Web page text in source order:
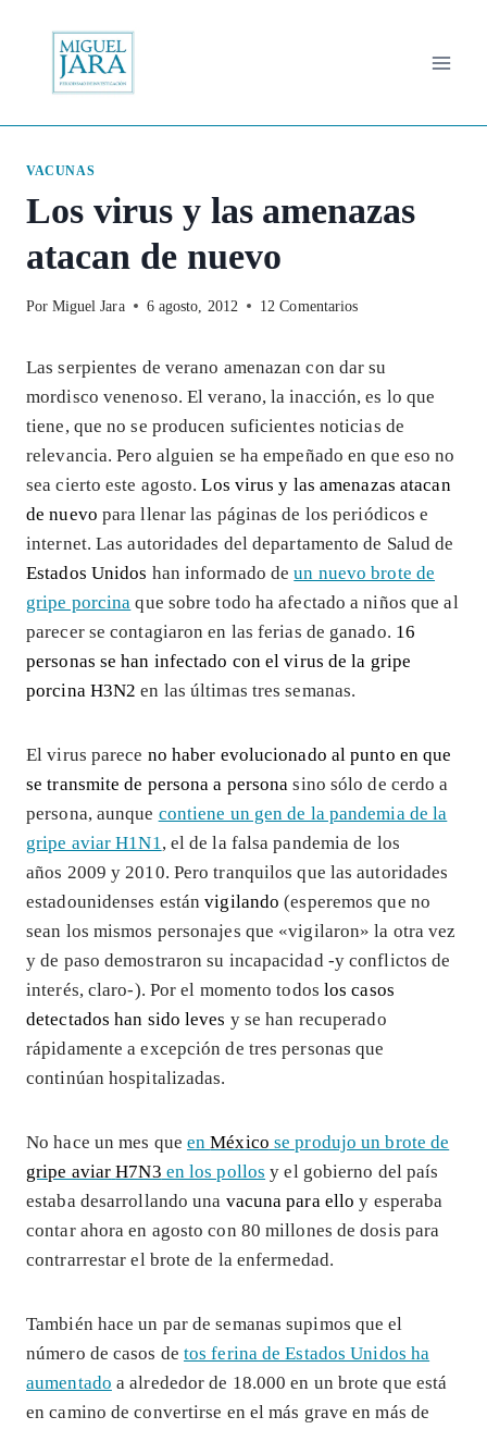
contenido
VACUNAS
Los virus y las amenazas
atacan de nuevo
Por Miguel Jara 6 agosto, 2012 12 Comentarios
Las serpientes de verano amenazan con dar su
mordisco venenoso. El verano, la inacción, es lo que
tiene, que no se producen suficientes noticias de
relevancia. Pero alguien se ha empeñado en que eso no
sea cierto este agosto.Los virus y las amenazas atacan
de nuevo para llenar las páginas de los periódicos e
internet. Las autoridades del departamento de Salud de
Estados Unidos han informado deun nuevo brote de
gripe porcina que sobre todo ha afectado a niños que al
parecer se contagiaron en las ferias de ganado. 16
personas se han infectado con el virus de la gripe
porcina H3N2 en las últimas tres semanas.
El virus parece no haber evolucionado al punto en que
se transmite de persona a persona sino sólo de cerdo a
persona, aunque contiene un gen de la pandemia de la
gripe aviar H1N1 , el de la falsa pandemia de los
años 2009 y 2010. Pero tranquilos que las autoridades
estadounidenses estánvigilando (esperemos que no
sean los mismos personajes que «vigilaron» la otra vez
y de paso demostraron su incapacidad -y conflictos de
interés, claro-). Por el momento todos los casos
detectados han sido leves y se han recuperado
rápidamente a excepción de tres personas que
continúan hospitalizadas.
No hace un mes que enMéxico se produjo un brote de
gripe aviar H7N3 en los pollos y el gobierno del país
estaba desarrollando una vacuna para elloy esperaba
contar ahora en agosto con 80 millones de dosis para
contrarrestar el brote de la enfermedad.
También hace un par de semanas supimos que el
número de casos de tos ferina de Estados Unidos ha
aumentado a alrededor de 18.000 en un brote que está
en camino de convertirse en el más grave en más de